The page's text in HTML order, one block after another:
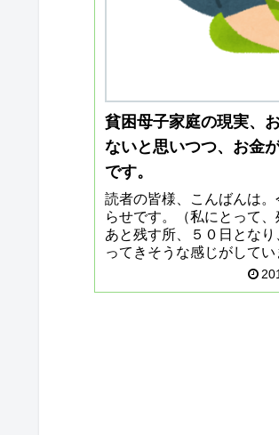
貧困母子家庭の現実、
ないと思いつつ、お金
です。
読者の皆様、こんばんは
らせです。（私にとって
あと残す所、５０日とな
ってきそうな感じがして
れば、恐怖のセンター試
ころが、わが家の受験生、